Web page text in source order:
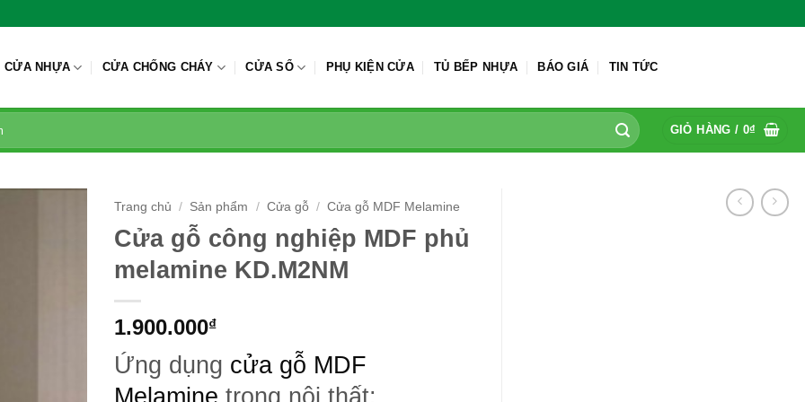
CỬA NHỰA CỬA CHỐNG CHÁY CỬA SỔ PHỤ KIỆN CỬA TỦ BẾP NHỰA BÁO GIÁ TIN TỨC
GIỎ HÀNG / 0₫
Trang chủ / Sản phẩm / Cửa gỗ / Cửa gỗ MDF Melamine
Cửa gỗ công nghiệp MDF phủ
melamine KD.M2NM
1.900.000₫
Ứng dụng cửa gỗ MDF
Melamine trong nội thất: